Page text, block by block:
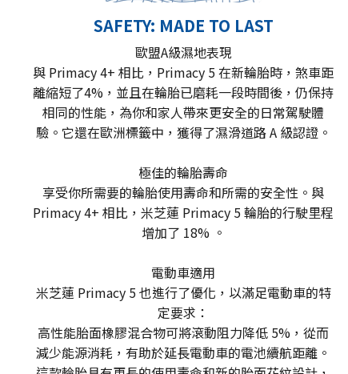
SAFETY: MADE TO LAST
歐盟A級濕地表現
與 Primacy 4+ 相比，Primacy 5 在新輪胎時，煞車距
離縮短了4%，並且在輪胎已磨耗一段時間後，仍保持
相同的性能，為你和家人帶來更安全的日常駕駛體
驗。它還在歐洲標籤中，獲得了濕滑道路 A 級認證。
極佳的輪胎壽命
享受你所需要的輪胎使用壽命和所需的安全性。與
Primacy 4+ 相比，米芝蓮 Primacy 5 輪胎的行駛里程
增加了 18% 。
電動車適用
米芝蓮 Primacy 5 也進行了優化，以滿足電動車的特
定要求：
高性能胎面橡膠混合物可將滾動阻力降低 5%，從而
減少能源消耗，有助於延長電動車的電池續航距離。